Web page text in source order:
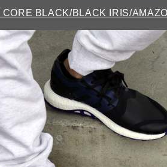
BLACK/BLACK IRIS/